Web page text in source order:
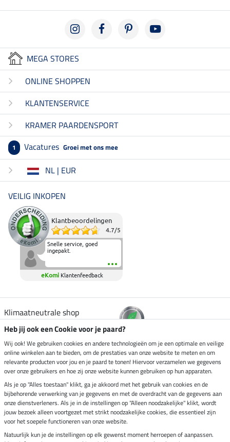
MEGA STORES
ONLINE SHOPPEN
KLANTENSERVICE
KRAMER PAARDENSPORT
1 Vacatures Groei met ons mee
NL | EUR
VEILIG INKOPEN
Klantbeoordelingen
4.7/5
Snelle service, goed
ingepakt.
eKomi Klantenfeedback
Klimaatneutrale shop
Verzending per
Veilig betalen met
Impressum
Heb jij ook een Cookie voor je paard?
Wij ook! We gebruiken cookies en andere technologieën om je een optimale en veilige
online winkelen aan te bieden, om de prestaties van onze website te meten en om
relevante producten voor jou en je paard te tonen! Hiervoor verzamelen we gegevens
over onze gebruikers en hoe zij onze website kunnen gebruiken op hun apparaten.
Als je op "Alles toestaan" klikt, ga je akkoord met het gebruik van cookies en de
bijbehorende verwerking van je gegevens en met de overdracht van de gegevens aan
onze dienstverleners. Als je in de instellingen op "Alleen noodzakelijke" klikt, wordt
jouw bezoek alleen voortgezet met strikt noodzakelijke cookies, die essentieel zijn
voor het soepele functioneren van onze website.
Natuurlijk kun je de instellingen op elk gewenst moment herroepen of aanpassen.